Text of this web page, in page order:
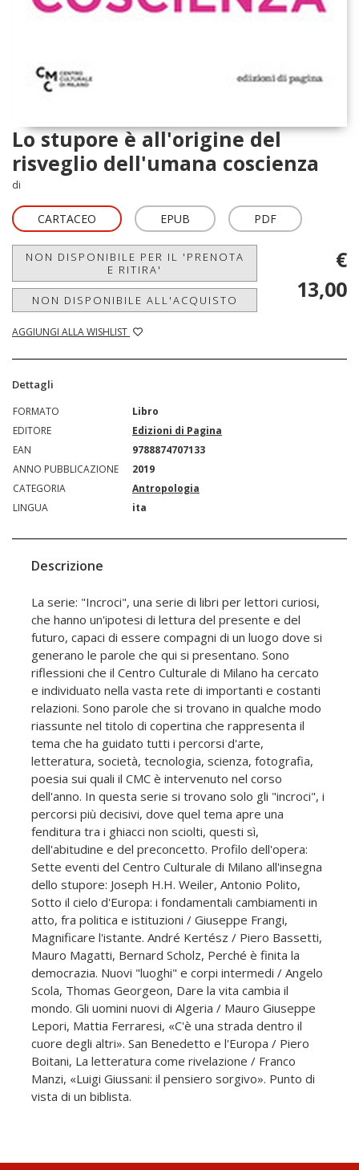
Lo stupore è all'origine del
risveglio dell'umana coscienza
di
CARTACEO EPUB PDF
NON DISPONIBILE PER IL 'PRENOTA
E RITIRA'
NON DISPONIBILE ALL'ACQUISTO
AGGIUNGI ALLA WISHLIST
€
13,00
Dettagli
FORMATO
Libro
EDITORE
Edizioni di Pagina
EAN
9788874707133
ANNO PUBBLICAZIONE
2019
CATEGORIA
Antropologia
LINGUA
ita
Descrizione
La serie: "Incroci", una serie di libri per lettori curiosi,
che hanno un'ipotesi di lettura del presente e del
futuro, capaci di essere compagni di un luogo dove si
generano le parole che qui si presentano. Sono
riflessioni che il Centro Culturale di Milano ha cercato
e individuato nella vasta rete di importanti e costanti
relazioni. Sono parole che si trovano in qualche modo
riassunte nel titolo di copertina che rappresenta il
tema che ha guidato tutti i percorsi d'arte,
letteratura, società, tecnologia, scienza, fotografia,
poesia sui quali il CMC è intervenuto nel corso
dell'anno. In questa serie si trovano solo gli "incroci", i
percorsi più decisivi, dove quel tema apre una
fenditura tra i ghiacci non sciolti, questi sì,
dell'abitudine e del preconcetto. Profilo dell'opera:
Sette eventi del Centro Culturale di Milano all'insegna
dello stupore: Joseph H.H. Weiler, Antonio Polito,
Sotto il cielo d'Europa: i fondamentali cambiamenti in
atto, fra politica e istituzioni / Giuseppe Frangi,
Magnificare l'istante. André Kertész / Piero Bassetti,
Mauro Magatti, Bernard Scholz, Perché è finita la
democrazia. Nuovi "luoghi" e corpi intermedi / Angelo
Scola, Thomas Georgeon, Dare la vita cambia il
mondo. Gli uomini nuovi di Algeria / Mauro Giuseppe
Lepori, Mattia Ferraresi, «C'è una strada dentro il
cuore degli altri». San Benedetto e l'Europa / Piero
Boitani, La letteratura come rivelazione / Franco
Manzi, «Luigi Giussani: il pensiero sorgivo». Punto di
vista di un biblista.